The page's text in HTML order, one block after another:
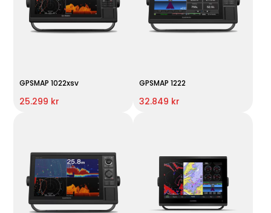
GPSMAP 1022xsv
25.299 kr
GPSMAP 1222
32.849 kr